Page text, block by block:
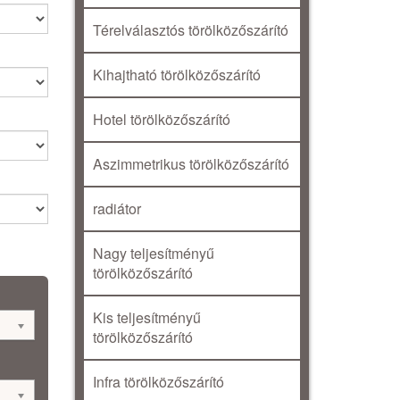
Térelválasztós törölközőszárító
Kihajtható törölközőszárító
Hotel törölközőszárító
Aszimmetrikus törölközőszárító
radiátor
Nagy teljesítményű
törölközőszárító
Kis teljesítményű
törölközőszárító
Infra törölközőszárító